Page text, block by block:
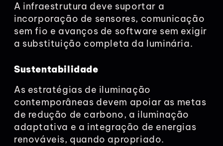
A infraestrutura deve suportar a
incorporação de sensores, comunicação
sem fio e avanços de software sem exigir
a substituição completa da luminária.
Sustentabilidade
As estratégias de iluminação
contemporâneas devem apoiar as metas
de redução de carbono, a iluminação
adaptativa e a integração de energias
renováveis, quando apropriado.